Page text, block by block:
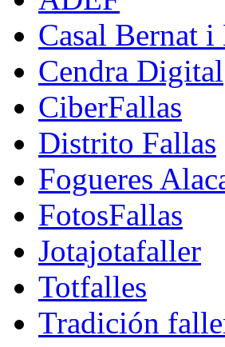
Casal Bernat
Cendra Digital
CiberFallas
Distrito Fallas
Fogueres
FotosFallas
Jotajotafaller
Totfalles
Tradición